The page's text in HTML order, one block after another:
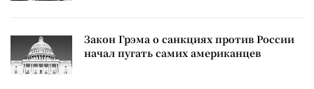
Закон Грэма о санкциях против России
начал пугать самих американцев